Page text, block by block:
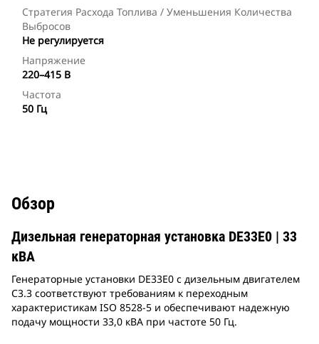
Стратегия Расхода Топлива / Уменьшения Количества
Выбросов
Не регулируется
Напряжение
220–415 В
Частота
50 Гц
Обзор
Дизельная генераторная установка DE33E0 | 33
кВА
Генераторные установки DE33E0 с дизельным двигателем
C3.3 соответствуют требованиям к переходным
характеристикам ISO 8528-5 и обеспечивают надежную
подачу мощности 33,0 кВА при частоте 50 Гц.